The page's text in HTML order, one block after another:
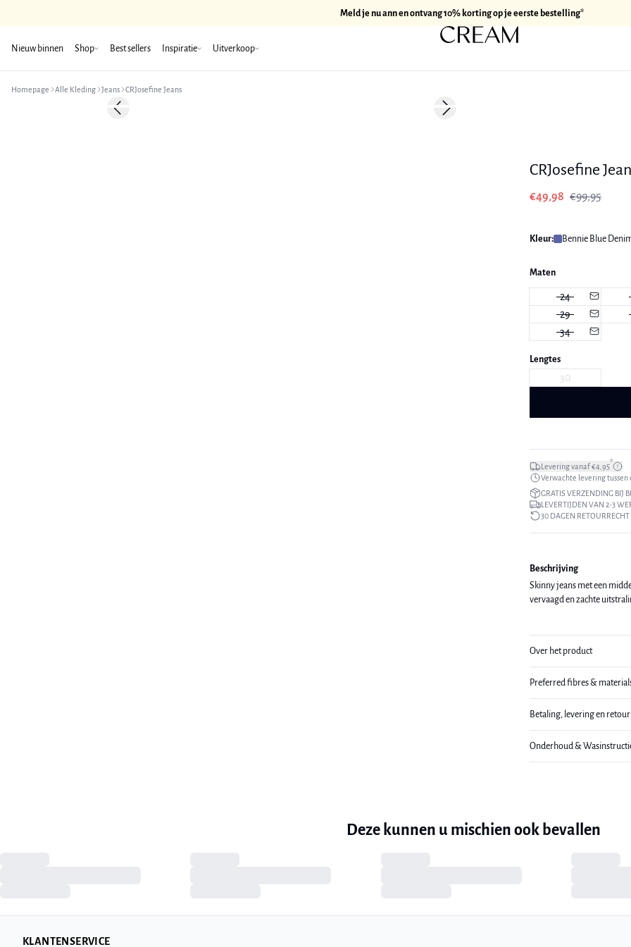
Meld je nu ann en ontvang 10% korting op je eerste bestelling*
Nieuw binnen Shop Best sellers Inspiratie Uitverkoop
Homepage Alle Kleding Jeans CRJosefine Jeans
-50%Previous slide Next slide
CRJosefine
€49,98 €99,95
Kleur: Bennie Blue
Maten
24
29
34
Lengtes
30
Levering vanaf €4,95*
Verwachte levering tussen
GRATIS VERZENDING BIJ
LEVERTIJDEN VAN 2-3
30 DAGEN RETOURRECHT
Beschrijving
Skinny jeans met een
vervaagd en zachte
Over het product
Preferred fibres &
Betaling, levering en
Onderhoud &
Deze kunnen u mischien ook bevallen
KLANTENSERVICE